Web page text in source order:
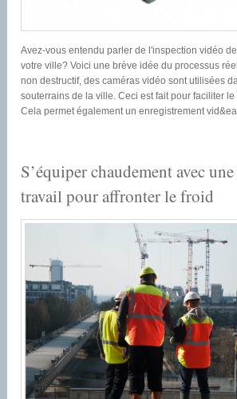
Avez-vous entendu parler de l'inspection vidéo
votre ville? Voici une brève idée du processus
non destructif, des caméras vidéo sont utilisées
souterrains de la ville. Ceci est fait pour faciliter
Cela permet également un enregistrement
S’équiper chaudement avec
travail pour affronter le froid